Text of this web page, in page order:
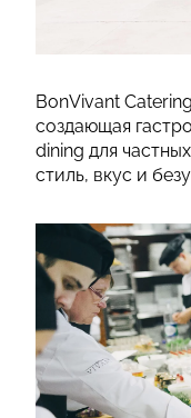
BonVivant
создающая
dining для
стиль, вкус и